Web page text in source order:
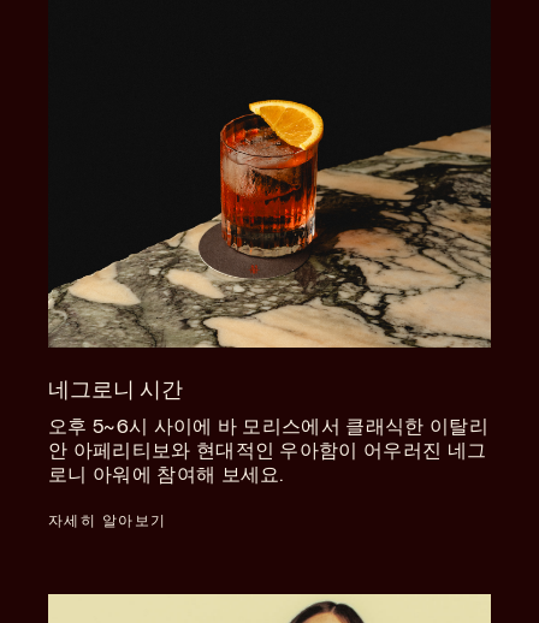
네그로니 시간
오후 5~6시 사이에 바 모리스에서 클래식한 이탈리
안 아페리티보와 현대적인 우아함이 어우러진 네그
로니 아워에 참여해 보세요.
자세히 알아보기